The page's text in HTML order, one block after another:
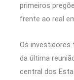
primeiros
frente ao real
Os investidores
da última
central dos